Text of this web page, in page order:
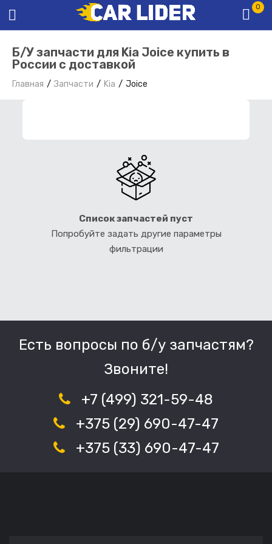
0
Б/У запчасти для Kia Joice купить в
России с доставкой
Главная Запчасти Kia Joice
Список запчастей пуст
Попробуйте задать другие параметры
фильтрации
Есть вопросы по б/у запчастям?
Звоните!
+7 (499) 321-59-48
+375 (29) 690-47-47
+375 (33) 690-47-47